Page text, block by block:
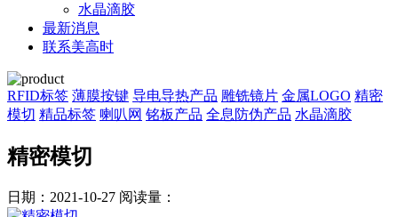
水晶滴胶
最新消息
联系美高时
RFID标签 薄膜按键 导电导热产品 雕铣镜片 金属LOGO 精密
模切 精品标签 喇叭网 铭板产品 全息防伪产品 水晶滴胶
精密模切
日期：2021-10-27 阅读量：